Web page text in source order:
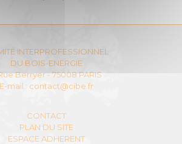
INTERPROFESSIONNEL
DU BOIS-ENERGIE
Rue Berryer - 75008 PARIS
E-mail : contact@cibe.fr
CONTACT
PLAN DU SITE
ESPACE ADHERENT